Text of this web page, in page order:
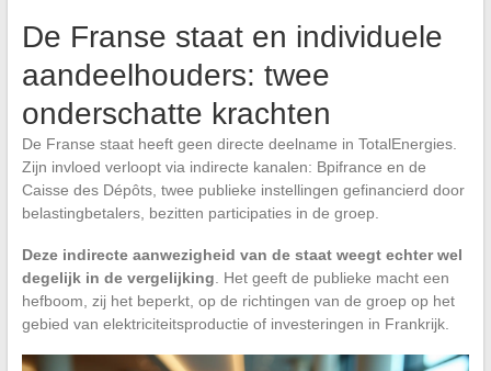
De Franse staat en individuele
aandeelhouders: twee
onderschatte krachten
De Franse staat heeft geen directe deelname in TotalEnergies.
Zijn invloed verloopt via indirecte kanalen: Bpifrance en de
Caisse des Dépôts, twee publieke instellingen gefinancierd door
belastingbetalers, bezitten participaties in de groep.
Deze indirecte aanwezigheid van de staat weegt echter wel
degelijk in de vergelijking . Het geeft de publieke macht een
hefboom, zij het beperkt, op de richtingen van de groep op het
gebied van elektriciteitsproductie of investeringen in Frankrijk.